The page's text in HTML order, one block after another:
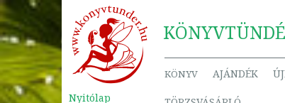
KÖNYV
KÖNYV AJÁNDÉK
Nyitólap